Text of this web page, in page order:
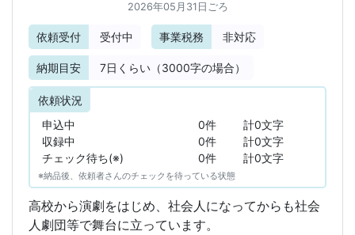
2026年05月31日ごろ
依頼受付 受付中 事業税務 非対応
納期目安 7日くらい（3000字の場合）
依頼状況
申込中
0件
計0文字
収録中
0件
計0文字
チェック待ち(※)
0件 計0文字
※納品後、依頼者さんのチェックを待っている状態
高校から演劇をはじめ、社会人になってからも社会
人劇団等で舞台に立っています。